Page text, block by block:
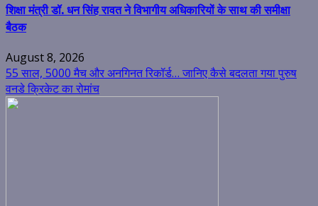
शिक्षा मंत्री डॉ. धन सिंह रावत ने विभागीय अधिकारियों के साथ की समीक्षा
बैठक
August 8, 2026
55 साल, 5000 मैच और अनगिनत रिकॉर्ड… जानिए कैसे बदलता गया पुरुष
वनडे क्रिकेट का रोमांच